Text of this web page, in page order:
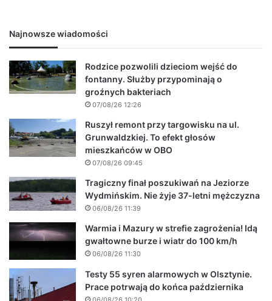
Najnowsze wiadomości
Rodzice pozwolili dzieciom wejść do
fontanny. Służby przypominają o
groźnych bakteriach
07/08/26 12:26
Ruszył remont przy targowisku na ul.
Grunwaldzkiej. To efekt głosów
mieszkańców w OBO
07/08/26 09:45
Tragiczny finał poszukiwań na Jeziorze
Wydmińskim. Nie żyje 37-letni mężczyzna
06/08/26 11:39
Warmia i Mazury w strefie zagrożenia! Idą
gwałtowne burze i wiatr do 100 km/h
06/08/26 11:30
Testy 55 syren alarmowych w Olsztynie.
Prace potrwają do końca października